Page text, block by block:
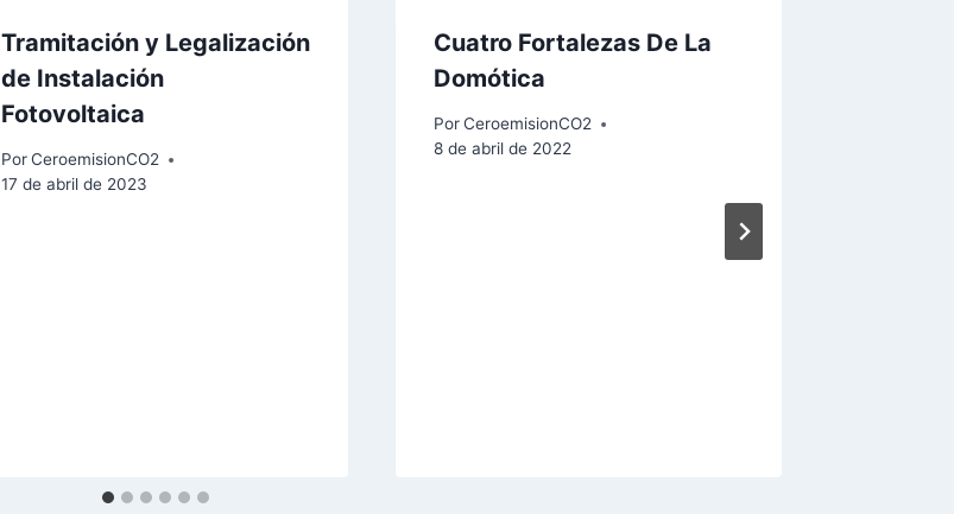
Tramitación y Legalización
de Instalación
Fotovoltaica
Por CeroemisionCO2
17 de abril de 2023
Cuatro Fortalezas De La
Domótica
Por CeroemisionCO2
8 de abril de 2022